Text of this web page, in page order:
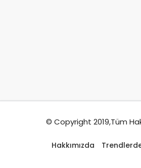
© Copyright 2019,Tüm
Hakkımızda